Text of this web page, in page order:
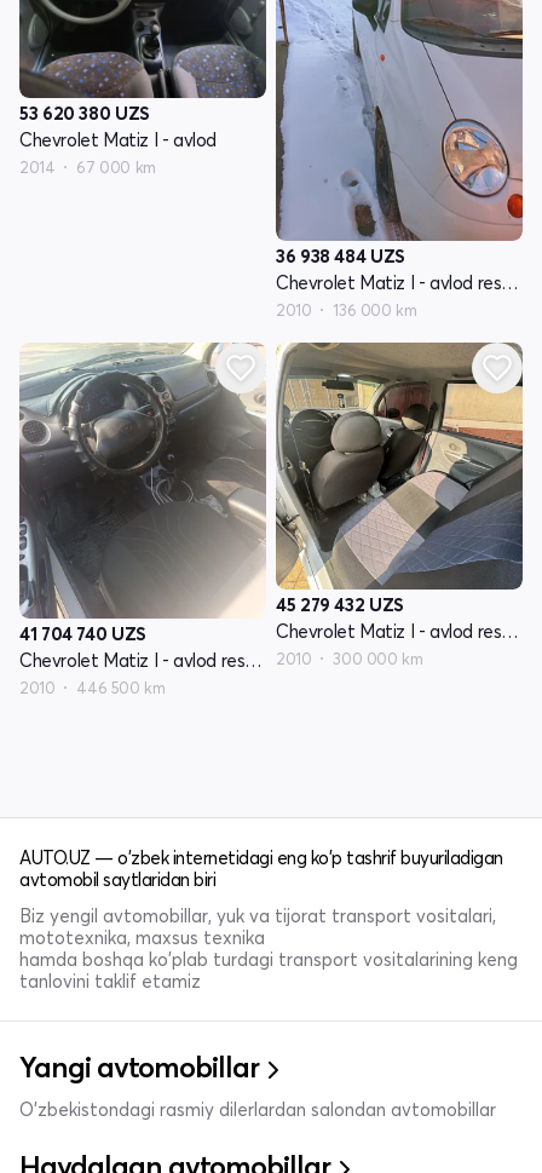
53 620 380 UZS
Chevrolet Matiz I - avlod
2014 67 000 km
36 938 484 UZS
Chevrolet Matiz I - avlod restayling
2010 136 000 km
41 704 740 UZS
Chevrolet Matiz I - avlod restayling
2010 446 500 km
45 279 432 UZS
Chevrolet Matiz I - avlod restayling
2010 300 000 km
AUTO.UZ — o'zbek internetidagi eng ko'p tashrif buyuriladigan
avtomobil saytlaridan biri
Biz yengil avtomobillar, yuk va tijorat transport vositalari,
mototexnika, maxsus texnika
hamda boshqa ko'plab turdagi transport vositalarining keng
tanlovini taklif etamiz
Yangi avtomobillar
O'zbekistondagi rasmiy dilerlardan salondan avtomobillar